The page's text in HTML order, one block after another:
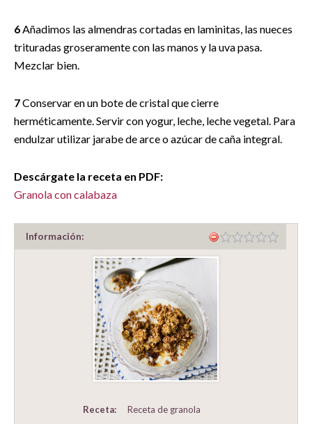
6 Añadimos las almendras cortadas en laminitas, las nueces
trituradas groseramente con las manos y la uva pasa.
Mezclar bien.
7Conservar en un bote de cristal que cierre
herméticamente. Servir con yogur, leche, leche vegetal. Para
endulzar utilizar jarabe de arce o azúcar de caña integral.
Descárgate la receta en PDF:
Granola con calabaza
Información:
Receta:
Receta de granola